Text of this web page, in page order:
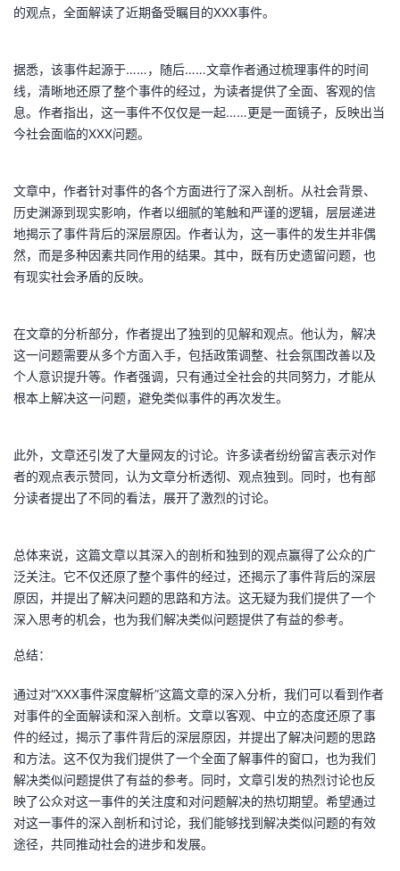
的观点，全面解读了近期备受瞩目的XXX事件。
据悉，该事件起源于……，随后……文章作者通过梳理事件的时间
线，清晰地还原了整个事件的经过，为读者提供了全面、客观的信
息。作者指出，这一事件不仅仅是一起……更是一面镜子，反映出当
今社会面临的XXX问题。
文章中，作者针对事件的各个方面进行了深入剖析。从社会背景、
历史渊源到现实影响，作者以细腻的笔触和严谨的逻辑，层层递进
地揭示了事件背后的深层原因。作者认为，这一事件的发生并非偶
然，而是多种因素共同作用的结果。其中，既有历史遗留问题，也
有现实社会矛盾的反映。
在文章的分析部分，作者提出了独到的见解和观点。他认为，解决
这一问题需要从多个方面入手，包括政策调整、社会氛围改善以及
个人意识提升等。作者强调，只有通过全社会的共同努力，才能从
根本上解决这一问题，避免类似事件的再次发生。
此外，文章还引发了大量网友的讨论。许多读者纷纷留言表示对作
者的观点表示赞同，认为文章分析透彻、观点独到。同时，也有部
分读者提出了不同的看法，展开了激烈的讨论。
总体来说，这篇文章以其深入的剖析和独到的观点赢得了公众的广
泛关注。它不仅还原了整个事件的经过，还揭示了事件背后的深层
原因，并提出了解决问题的思路和方法。这无疑为我们提供了一个
深入思考的机会，也为我们解决类似问题提供了有益的参考。
总结：
通过对“XXX事件深度解析”这篇文章的深入分析，我们可以看到作者
对事件的全面解读和深入剖析。文章以客观、中立的态度还原了事
件的经过，揭示了事件背后的深层原因，并提出了解决问题的思路
和方法。这不仅为我们提供了一个全面了解事件的窗口，也为我们
解决类似问题提供了有益的参考。同时，文章引发的热烈讨论也反
映了公众对这一事件的关注度和对问题解决的热切期望。希望通过
对这一事件的深入剖析和讨论，我们能够找到解决类似问题的有效
途径，共同推动社会的进步和发展。